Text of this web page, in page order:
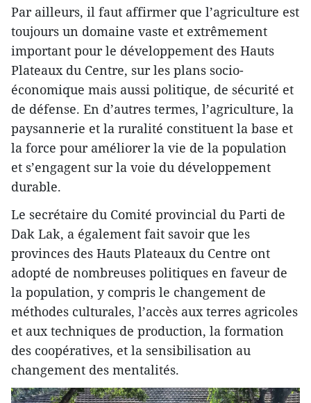
Par ailleurs, il faut affirmer que l’agriculture est
toujours un domaine vaste et extrêmement
important pour le développement des Hauts
Plateaux du Centre, sur les plans socio-
économique mais aussi politique, de sécurité et
de défense. En d’autres termes, l’agriculture, la
paysannerie et la ruralité constituent la base et
la force pour améliorer la vie de la population
et s’engagent sur la voie du développement
durable.
Le secrétaire du Comité provincial du Parti de
Dak Lak, a également fait savoir que les
provinces des Hauts Plateaux du Centre ont
adopté de nombreuses politiques en faveur de
la population, y compris le changement de
méthodes culturales, l’accès aux terres agricoles
et aux techniques de production, la formation
des coopératives, et la sensibilisation au
changement des mentalités.